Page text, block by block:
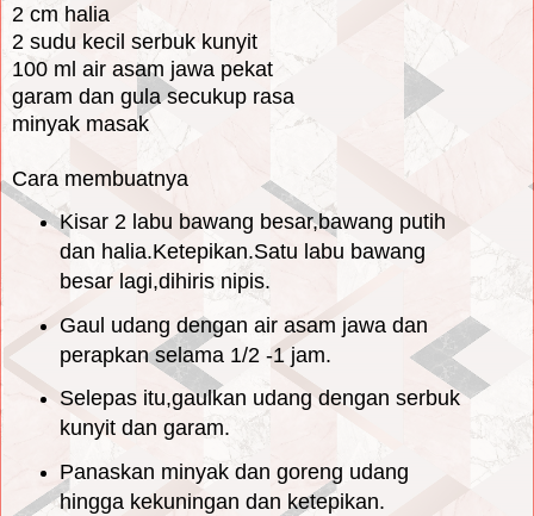
2 cm halia
2 sudu kecil serbuk kunyit
100 ml air asam jawa pekat
garam dan gula secukup rasa
minyak masak
Cara membuatnya
Kisar 2 labu bawang besar,bawang putih
dan halia.Ketepikan.Satu labu bawang
besar lagi,dihiris nipis.
Gaul udang dengan air asam jawa dan
perapkan selama 1/2 -1 jam.
Selepas itu,gaulkan udang dengan serbuk
kunyit dan garam.
Panaskan minyak dan goreng udang
hingga kekuningan dan ketepikan.